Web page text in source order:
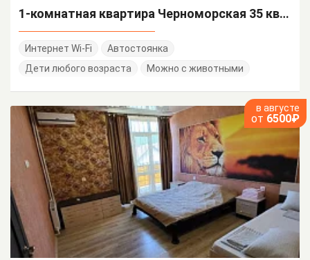
1-комнатная квартира Черноморская 35 кв 15
Интернет Wi-Fi
Автостоянка
Дети любого возраста
Можно с животными
в августе
от 6500₽